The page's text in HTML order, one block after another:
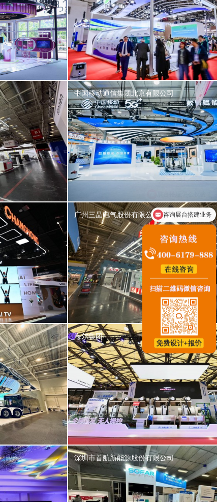
中国移动通信集团北京有限公司
广州三晶电气股份有限公司
海尔集团
深圳市首航新能源股份有限公司
咨询展台搭建业务